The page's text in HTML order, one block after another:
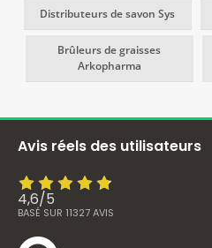
Distributeurs de savon Sys
Brûleurs de graisses
Arkopharma
Avis réels des utilisateurs
4,6/5
BASÉ SUR 11327AVIS